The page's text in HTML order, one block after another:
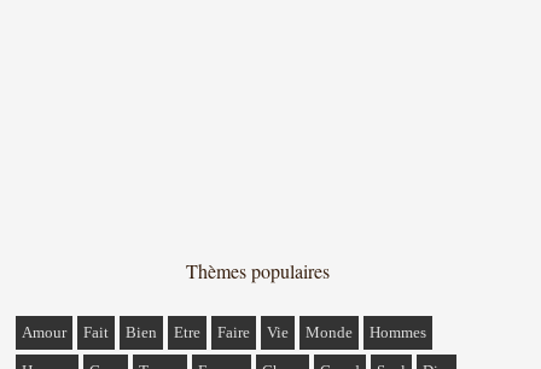
Thèmes populaires
Amour Fait Bien Etre Faire Vie Monde Hommes